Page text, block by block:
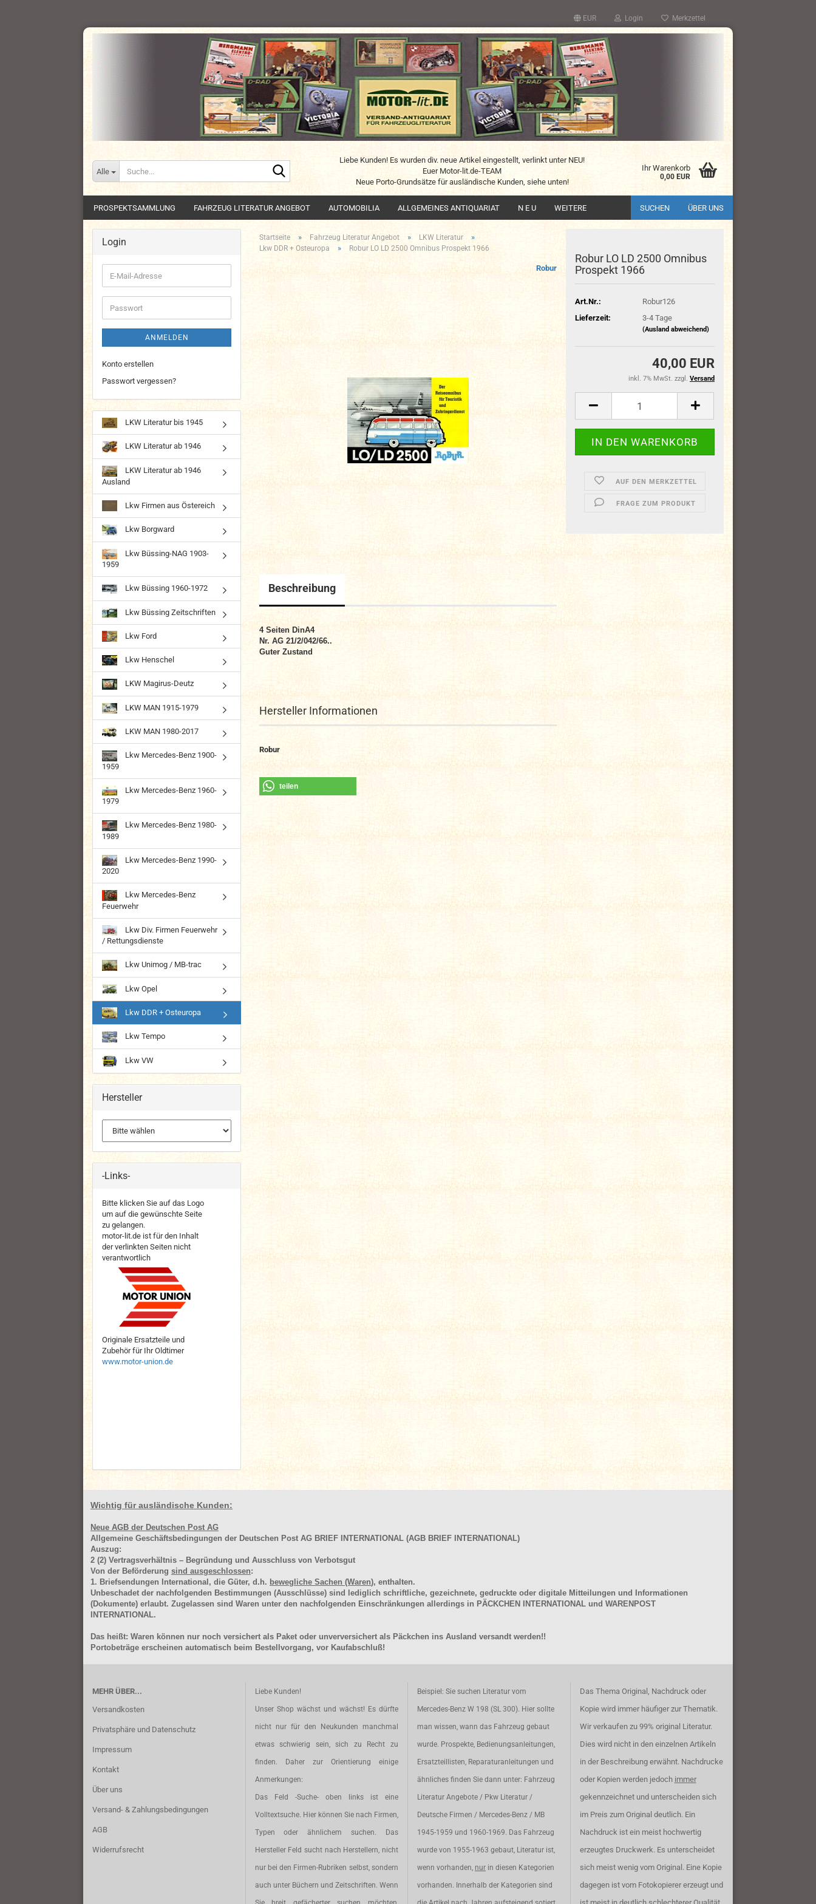
EUR Login Merkzettel
Alle
Liebe Kunden! Es wurden div. neue Artikel eingestellt, verlinkt unter NEU!
Euer Motor-lit.de-TEAM
Neue Porto-Grundsätze für ausländische Kunden, siehe unten!
Ihr Warenkorb
0,00 EUR
PROSPEKTSAMMLUNG FAHRZEUG LITERATUR ANGEBOT AUTOMOBILIA ALLGEMEINES ANTIQUARIAT N E U SUCHEN ÜBER UNS
WEITERE
Startseite » Fahrzeug Literatur Angebot » LKW Literatur »
Lkw DDR + Osteuropa » Robur LO LD 2500 Omnibus Prospekt 1966
Robur
Robur LO LD 2500 Omnibus
Prospekt 1966
Art.Nr.:
Robur126
Lieferzeit:
3-4 Tage
(Ausland abweichend)
40,00 EUR
inkl. 7% MwSt. zzgl. Versand
AUF DEN MERKZETTEL
FRAGE ZUM PRODUKT
Beschreibung
4 Seiten DinA4
Nr. AG 21/2/042/66..
Guter Zustand
Hersteller Informationen
Robur
teilen
Login
E-
Mail-
Adresse
Passwort
ANMELDEN
Konto erstellen
Passwort vergessen?
LKW Literatur bis 1945
LKW Literatur ab 1946
LKW Literatur ab 1946
Ausland
Lkw Firmen aus Östereich
Lkw Borgward
Lkw Büssing-NAG 1903-
1959
Lkw Büssing 1960-1972
Lkw Büssing Zeitschriften
Lkw Ford
Lkw Henschel
LKW Magirus-Deutz
LKW MAN 1915-1979
LKW MAN 1980-2017
Lkw Mercedes-Benz 1900-
1959
Lkw Mercedes-Benz 1960-
1979
Lkw Mercedes-Benz 1980-
1989
Lkw Mercedes-Benz 1990-
2020
Lkw Mercedes-Benz
Feuerwehr
Lkw Div. Firmen Feuerwehr
/ Rettungsdienste
Lkw Unimog / MB-trac
Lkw Opel
Lkw DDR + Osteuropa
Lkw Tempo
Lkw VW
Hersteller
-Links-
Bitte klicken Sie auf das Logo
um auf die gewünschte Seite
zu gelangen.
motor-lit.de ist für den Inhalt
der verlinkten Seiten nicht
verantwortlich
Originale Ersatzteile und
Zubehör für Ihr Oldtimer
www.motor-union.de
Wichtig für ausländische Kunden:
Neue AGB der Deutschen Post AG
Allgemeine Geschäftsbedingungen der Deutschen Post AG BRIEF INTERNATIONAL (AGB BRIEF INTERNATIONAL)
Auszug:
2 (2) Vertragsverhältnis – Begründung und Ausschluss von Verbotsgut
Von der Beförderung sind ausgeschlossen:
1. Briefsendungen International, die Güter, d.h. bewegliche Sachen (Waren), enthalten.
Unbeschadet der nachfolgenden Bestimmungen (Ausschlüsse) sind lediglich schriftliche, gezeichnete, gedruckte oder digitale Mitteilungen und Informationen
(Dokumente) erlaubt. Zugelassen sind Waren unter den nachfolgenden Einschränkungen allerdings in PÄCKCHEN INTERNATIONAL und WARENPOST
INTERNATIONAL.
Das heißt: Waren können nur noch versichert als Paket oder unverversichert als Päckchen ins Ausland versandt werden!!
Portobeträge erscheinen automatisch beim Bestellvorgang, vor Kaufabschluß!
MEHR ÜBER...
Versandkosten
Privatsphäre und Datenschutz
Impressum
Kontakt
Über uns
Versand- & Zahlungsbedingungen
AGB
Widerrufsrecht
Liebe Kunden!
Unser Shop wächst und wächst! Es dürfte
nicht nur für den Neukunden manchmal
etwas schwierig sein, sich zu Recht zu
finden. Daher zur Orientierung einige
Anmerkungen:
Das Feld -Suche- oben links ist eine
Volltextsuche. Hier können Sie nach Firmen,
Typen oder ähnlichem suchen. Das
Hersteller Feld sucht nach Herstellern, nicht
nur bei den Firmen-Rubriken selbst, sondern
auch unter Büchern und Zeitschriften. Wenn
Beispiel: Sie suchen Literatur vom
Mercedes-Benz W 198 (SL 300). Hier sollte
man wissen, wann das Fahrzeug gebaut
wurde. Prospekte, Bedienungsanleitungen,
Ersatzteillisten, Reparaturanleitungen und
ähnliches finden Sie dann unter: Fahrzeug
Literatur Angebote / Pkw Literatur /
Deutsche Firmen / Mercedes-Benz / MB
1945-1959 und 1960-1969. Das Fahrzeug
wurde von 1955-1963 gebaut, Literatur ist,
wenn vorhanden, nur in diesen Kategorien
vorhanden. Innerhalb der Kategorien sind
Das Thema Original, Nachdruck oder
Kopie wird immer häufiger zur Thematik.
Wir verkaufen zu 99% original Literatur.
Dies wird nicht in den einzelnen Artikeln
in der Beschreibung erwähnt. Nachdrucke
oder Kopien werden jedoch immer
gekennzeichnet und unterscheiden sich
im Preis zum Original deutlich. Ein
Nachdruck ist ein meist hochwertig
erzeugtes Druckwerk. Es unterscheidet
sich meist wenig vom Original. Eine Kopie
dagegen ist vom Fotokopierer erzeugt und